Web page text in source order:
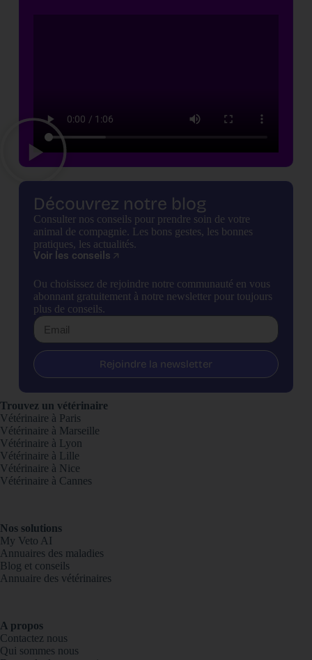
Découvrez notre blog
Consulter nos conseils pour prendre soin de votre
animal de compagnie. Les bons gestes, les bonnes
pratiques, les actualités.
Voir les conseils
Ou choisissez de rejoindre notre communauté en vous
abonnant gratuitement à notre newsletter pour toujours
plus de conseils.
Rejoindre la newsletter
Trouvez un vétérinaire
Vétérinaire à Paris
Vétérinaire à Marseille
Vétérinaire à Lyon
Vétérinaire à Lille
Vétérinaire à Nice
Vétérinaire à Cannes
Nos solutions
My Veto AI
Annuaires des maladies
Blog et conseils
Annuaire des vétérinaires
A propos
Contactez nous
Qui sommes nous